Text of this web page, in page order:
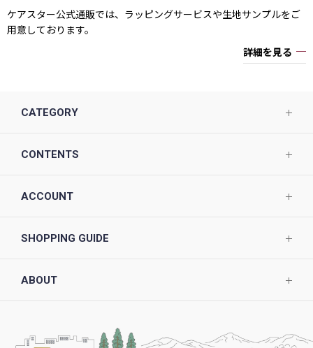
ケアスター公式通販では、ラッピングサービスや生地サンプルをご
用意しております。
詳細を見る
CATEGORY
CONTENTS
ACCOUNT
SHOPPING GUIDE
ABOUT